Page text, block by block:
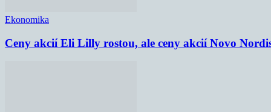
Ekonomika
Ceny akcií Eli Lilly rostou, ale ceny akcií Novo